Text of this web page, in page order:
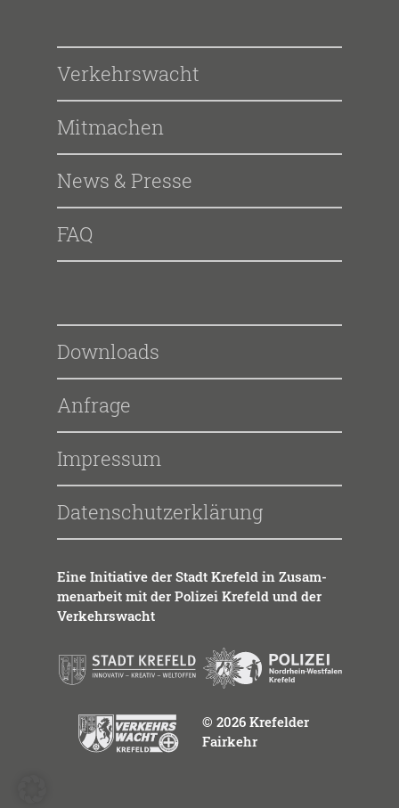
Verkehrswacht
Mitmachen
News & Presse
FAQ
Downloads
Anfrage
Impressum
Datenschutzerklärung
Eine Initia­ti­ve der Stadt Kre­feld in Zusam­
men­ar­beit mit der Poli­zei Kre­feld und der
Ver­kehrs­wacht
© 2026 Krefelder
Fairkehr